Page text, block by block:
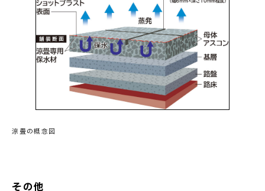
涼畳の概念図
その他